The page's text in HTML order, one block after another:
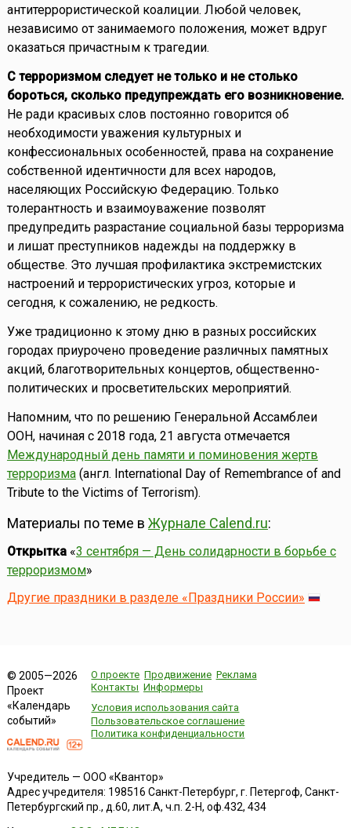
антитеррористической коалиции. Любой человек,
независимо от занимаемого положения, может вдруг
оказаться причастным к трагедии.
С терроризмом следует не только и не столько
бороться, сколько предупреждать его возникновение.
Не ради красивых слов постоянно говорится об
необходимости уважения культурных и
конфессиональных особенностей, права на сохранение
собственной идентичности для всех народов,
населяющих Российскую Федерацию. Только
толерантность и взаимоуважение позволят
предупредить разрастание социальной базы терроризма
и лишат преступников надежды на поддержку в
обществе. Это лучшая профилактика экстремистских
настроений и террористических угроз, которые и
сегодня, к сожалению, не редкость.
Уже традиционно к этому дню в разных российских
городах приурочено проведение различных памятных
акций, благотворительных концертов, общественно-
политических и просветительских мероприятий.
Напомним, что по решению Генеральной Ассамблеи
ООН, начиная с 2018 года, 21 августа отмечается
Международный день памяти и поминовения жертв
терроризма(англ. International Day of Remembrance of and
Tribute to the Victims of Terrorism).
Материалы по теме в Журнале Calend.ru:
Открытка«3 сентября — День солидарности в борьбе с
терроризмом»
Другие праздники в разделе «Праздники России»
© 2005—2026
Проект
«Календарь
событий»
О проекте Продвижение Реклама
Контакты Информеры
Условия использования сайта
Пользовательское соглашение
Политика конфиденциальности
Учредитель — ООО «Квантор»
Адрес учредителя: 198516 Санкт-Петербург, г. Петергоф, Санкт-
Петербургский пр., д.60, лит.А, ч.п. 2-Н, оф.432, 434